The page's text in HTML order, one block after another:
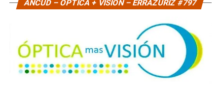
ANCUD – ÓPTICA + VISIÓN – ERRAZURIZ #797